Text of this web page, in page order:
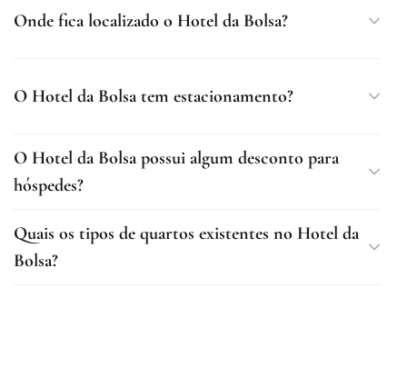
Onde fica localizado o Hotel da Bolsa?
O Hotel da Bolsa tem estacionamento?
O Hotel da Bolsa possui algum desconto para
hóspedes?
Quais os tipos de quartos existentes no Hotel da
Bolsa?